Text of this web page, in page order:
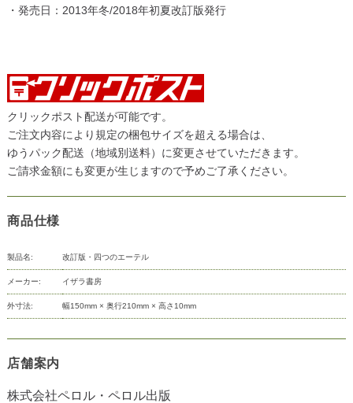
・発売日：2013年冬/2018年初夏改訂版発行
クリックポスト配送が可能です。
ご注文内容により規定の梱包サイズを超える場合は、
ゆうパック配送（地域別送料）に変更させていただきます。
ご請求金額にも変更が生じますので予めご了承ください。
商品仕様
製品名: 改訂版・四つのエーテル
メーカー: イザラ書房
外寸法: 幅150mm × 奥行210mm × 高さ10mm
店舗案内
株式会社ペロル・ペロル出版